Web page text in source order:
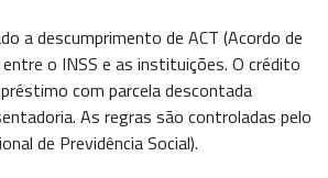
a descumprimento de ACT (Acordo de
entre o INSS e as instituições. O crédito
com parcela descontada
As regras são controladas pelo
de Previdência Social).